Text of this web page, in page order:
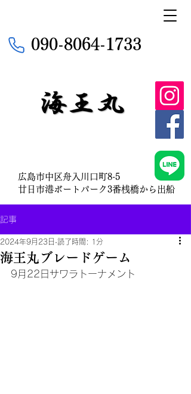
090-8064-1733
広島市中区舟入川口町8-5
​廿日市港ボートパーク3番桟橋から出船
記事
海王丸ブレードゲーム
2024年9月23日 読了時間: 1分
9月22日サワラトーナメント